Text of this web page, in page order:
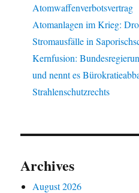
Atomwaffenverbotsvertrag
Atomanlagen im Krieg:
Stromausfälle in
Kernfusion:
und nennt es
Strahlenschutzrechts
Archives
August 2026